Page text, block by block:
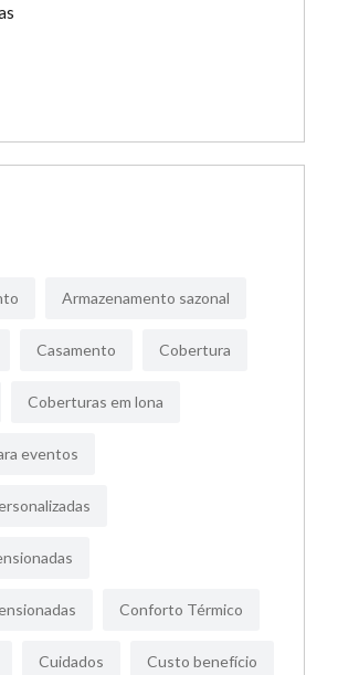
Armazenamento sazonal
Casamento Cobertura
Coberturas em lona
eventos
Conforto Térmico
Cuidados Custo benefício